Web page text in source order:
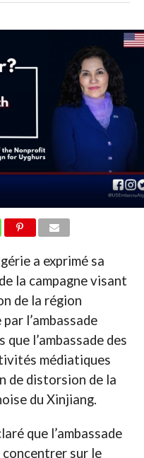
a exprimé sa
la campagne visant
de la région
l’ambassade
l’ambassade des
médiatiques
de distorsion de la
du Xinjiang.
que l’ambassade
sur le